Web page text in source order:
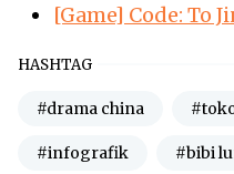
[Game] Code: To
HASHTAG
#drama china
#infografik #bibi